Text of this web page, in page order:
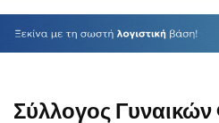
Σύλλογος